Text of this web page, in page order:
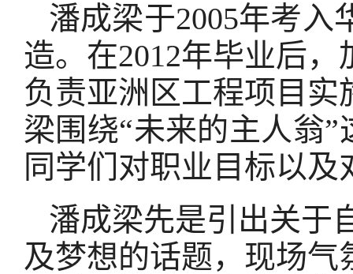
潘成梁于2005年考入
造。在2012年毕业后
负责亚洲区工程项目
梁围绕“未来的主人翁
同学们对职业目标以及
潘成梁先是引出关于
及梦想的话题，现场